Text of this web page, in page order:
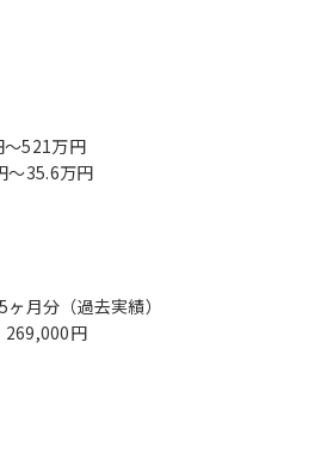
〜521万円
〜35.6万円
月分（過去実績）
円